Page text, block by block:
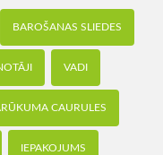
BAROŠANAS SLIEDES
VADI
CAURULES
IEPAKOJUMS